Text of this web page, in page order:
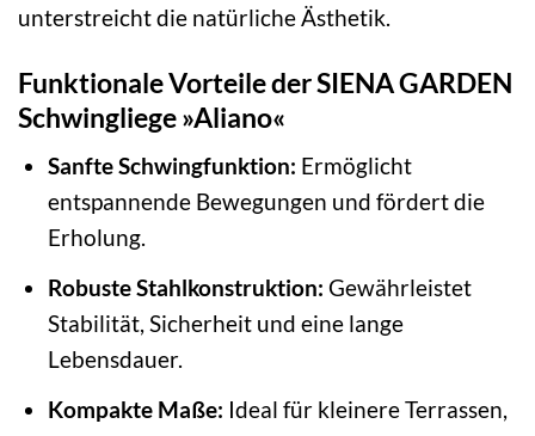
unterstreicht die natürliche Ästhetik.
Funktionale Vorteile der SIENA GARDEN
Schwingliege »Aliano«
Sanfte Schwingfunktion: Ermöglicht
entspannende Bewegungen und fördert die
Erholung.
Robuste Stahlkonstruktion: Gewährleistet
Stabilität, Sicherheit und eine lange
Lebensdauer.
Kompakte Maße: Ideal für kleinere Terrassen,